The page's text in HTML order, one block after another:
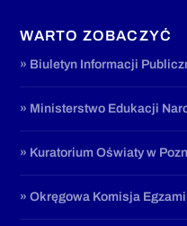
WARTO ZOBACZYĆ
» Biuletyn Informacji
» Ministerstwo Edukacji
» Kuratorium Oświaty w
» Okręgowa Komisja